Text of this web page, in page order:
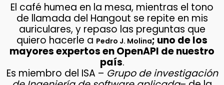
El café humea en la mesa, mientras el tono
de llamada del Hangout se repite en mis
auriculares, y repaso las preguntas que
quiero hacerle a Pedro J. Molina; uno de los
mayores expertos en OpenAPI de nuestro
país.
Es miembro del ISA – Grupo de investigación